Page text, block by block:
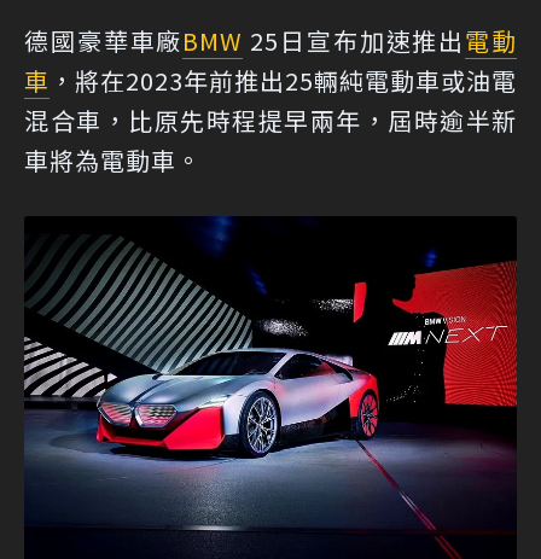
德國豪華車廠BMW 25日宣布加速推出電動
車 ，將在2023年前推出25輛純電動車或油電
混合車，比原先時程提早兩年，屆時逾半新
車將為電動車。